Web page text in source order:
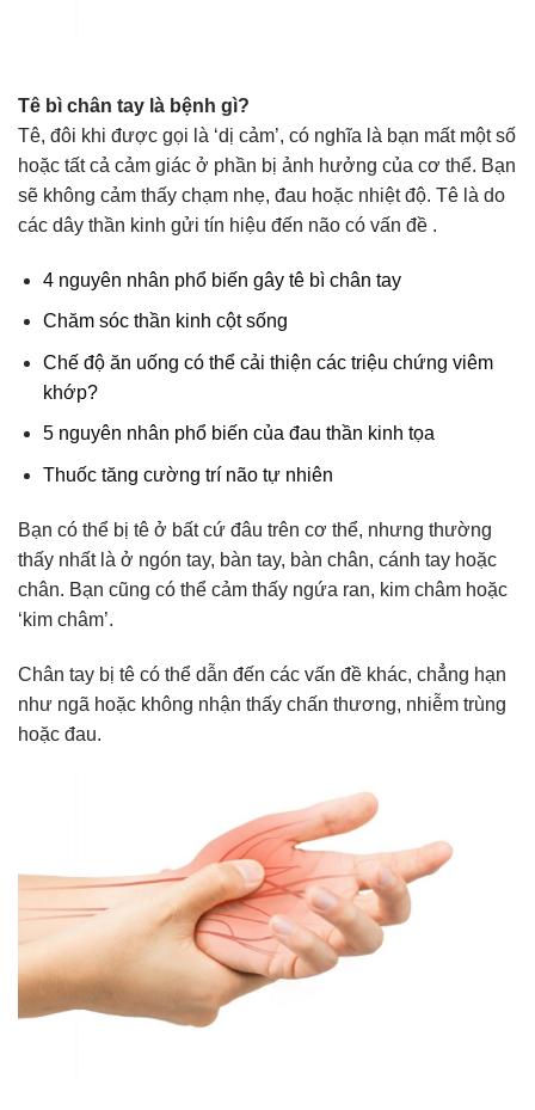
Tê bì chân tay là bệnh gì?
Tê, đôi khi được gọi là ‘dị cảm’, có nghĩa là bạn mất một số
hoặc tất cả cảm giác ở phần bị ảnh hưởng của cơ thể. Bạn
sẽ không cảm thấy chạm nhẹ, đau hoặc nhiệt độ. Tê là do
các dây thần kinh gửi tín hiệu đến não có vấn đề .
4 nguyên nhân phổ biến gây tê bì chân tay
Chăm sóc thần kinh cột sống
Chế độ ăn uống có thể cải thiện các triệu chứng viêm
khớp?
5 nguyên nhân phổ biến của đau thần kinh tọa
Thuốc tăng cường trí não tự nhiên
Bạn có thể bị tê ở bất cứ đâu trên cơ thể, nhưng thường
thấy nhất là ở ngón tay, bàn tay, bàn chân, cánh tay hoặc
chân. Bạn cũng có thể cảm thấy ngứa ran, kim châm hoặc
‘kim châm’.
Chân tay bị tê có thể dẫn đến các vấn đề khác, chẳng hạn
như ngã hoặc không nhận thấy chấn thương, nhiễm trùng
hoặc đau.